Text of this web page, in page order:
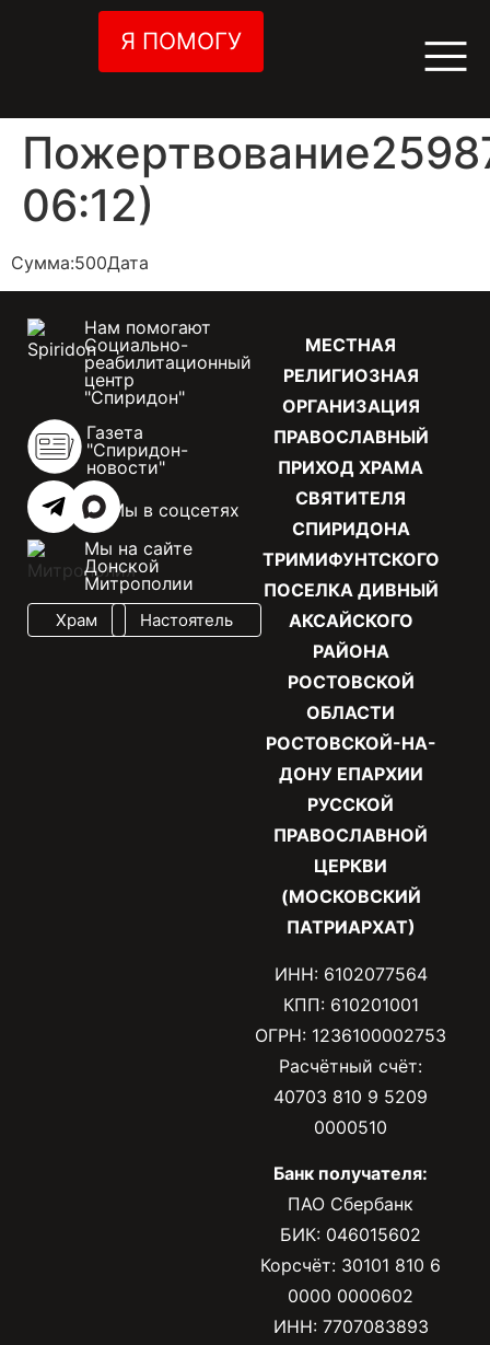
Я ПОМОГУ
06:12)
Сумма:500Дата
МЕСТНАЯ
РЕЛИГИОЗНАЯ
ОРГАНИЗАЦИЯ
ПРАВОСЛАВНЫЙ
ПРИХОД ХРАМА
СВЯТИТЕЛЯ
СПИРИДОНА
ТРИМИФУНТСКОГО
ПОСЕЛКА ДИВНЫЙ
АКСАЙСКОГО
РАЙОНА
РОСТОВСКОЙ
ОБЛАСТИ
РОСТОВСКОЙ-НА-
ДОНУ ЕПАРХИИ
РУССКОЙ
ПРАВОСЛАВНОЙ
ЦЕРКВИ
(МОСКОВСКИЙ
ПАТРИАРХАТ)
ИНН: 6102077564
КПП: 610201001
ОГРН: 1236100002753
Расчётный счёт:
40703 810 9 5209
0000510
Банк получателя:
ПАО Сбербанк
БИК: 046015602
Корсчёт: 30101 810 6
0000 0000602
ИНН: 7707083893
Нам помогают
Социально-
реабилитационный
центр
"Спиридон"
Газета
"Спиридон-
новости"
Мы в соцсетях
Мы на сайте
Донской
Митрополии
Храм Настоятель